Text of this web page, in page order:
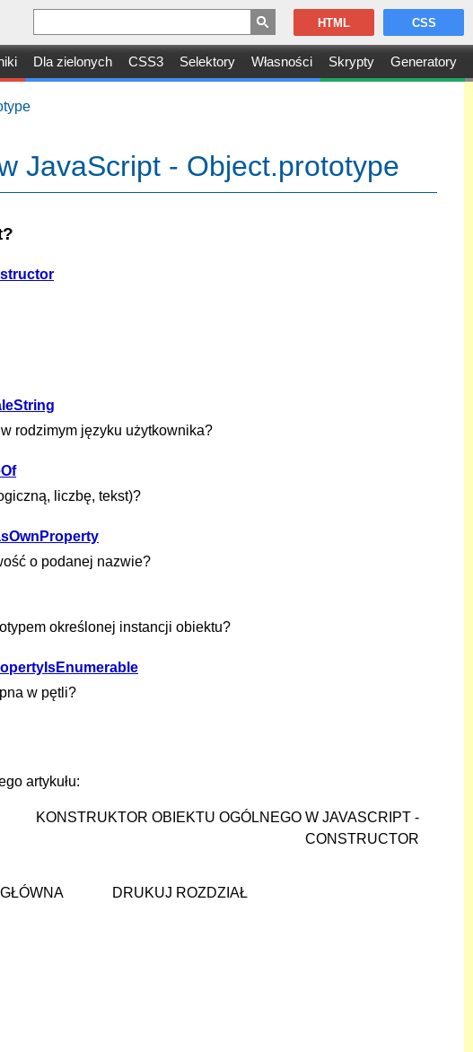
Dla zielonych CSS3 Selektory Własności Skrypty Generatory
HTML CSS
JavaScript - Object.prototype
rodzimym języku użytkownika?
liczbę, tekst)?
o podanej nazwie?
określonej instancji obiektu?
w pętli?
artykułu:
KONSTRUKTOR OBIEKTU OGÓLNEGO W JAVASCRIPT -
CONSTRUCTOR
DRUKUJ ROZDZIAŁ